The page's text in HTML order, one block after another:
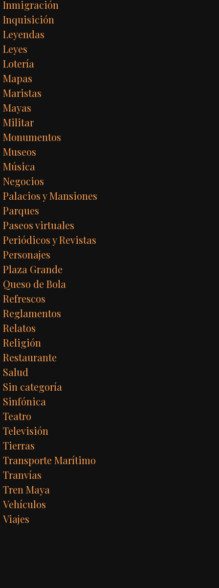
Inmigración
Inquisición
Leyendas
Leyes
Lotería
Mapas
Maristas
Mayas
Militar
Monumentos
Museos
Música
Negocios
Palacios y Mansiones
Parques
Paseos virtuales
Periódicos y Revistas
Personajes
Plaza Grande
Queso de Bola
Refrescos
Reglamentos
Relatos
Religión
Restaurante
Salud
Sin categoría
Sinfónica
Teatro
Televisión
Tierras
Transporte Marítimo
Tranvías
Tren Maya
Vehículos
Viajes